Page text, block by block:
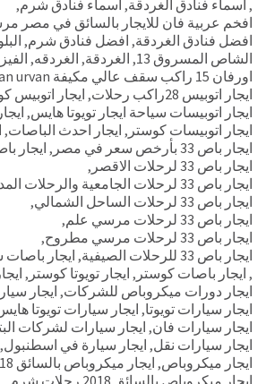
, اسماء فنادق الغردقة, اسماء فنادق شرم,
افخم عربية فان للايجار بالسائق في مصر
افضل فنادق الغردقة, افضل فنادق شرم,
الشاص المسروق 13
, الغردقة, الغردقه,
اورفان 15 راكب سقف عالي مكيفة nissan urvan
ايجار اتوبيس 28راكب رحلات
, ايجار اتوبيس
ايجار اتوبيسات سياحة ايجار تويوتا هايس,
ايجار اتوبيسات كوستر , ايجار احدث الباصات,
ايجار باص 33 بأرخص سعر في مصر
, ايجار باص 33 بسعر
ايجار باص 33 لرحلات الاقصر
,
ايجار باص 33 لرحلات الجامعية والرحلات المدرسية
ايجار باص 33 لرحلات الساحل الشمالي
,
ايجار باص 33 لرحلات مرسي علم
,
ايجار باص 33 لرحلات مرسي مطروح
,
ايجار باص 33 للرحلات الصيفية
, ايجار باصات
, ايجار باصات كوستر , ايجار تويوتا كوستر ,
ايجار دورات ميكروباص للشركات,ايجار
ايجار سيارات تويوتا, ايجار سيارات تويوتا هايس 14
ايجار سيارات فان, ايجار سيارات لشركات
ايجار سيارات نقل, ايجار سيارة في اسطنبول,
ايجار ميكروباص, ايجار ميكروباص بالسائق 2018
ايجار ميكروباص بالسائق 2018 رحلات شرم